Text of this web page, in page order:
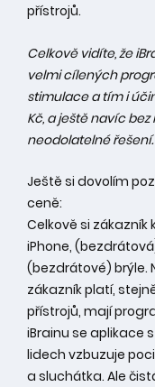
přístrojů.
Celkově vidíte, že
velmi cílených
stimulace a tím i
Kč, a ještě navíc bez
neodolatelné řešení.
Ještě si dovolím
ceně:
Celkově si
iPhone,
(bezdrátové) brýle.
zákazník platí,
přístrojů, mají
iBrainu se aplikace
lidech vzbuzuje
a sluchátka. Ale